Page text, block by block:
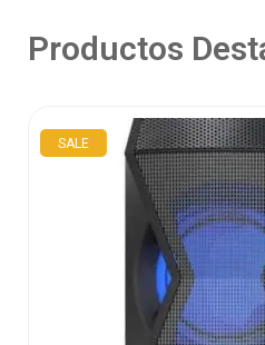
Productos
SALE